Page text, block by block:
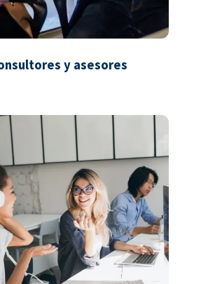
y asesores